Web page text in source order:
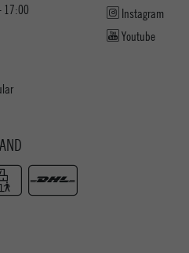
17:00
Instagram
Youtube